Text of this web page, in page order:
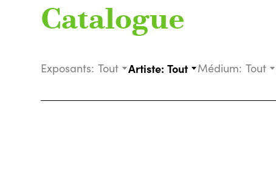
Catalogue
Exposants: Tout Artiste: Tout Médium: Tout